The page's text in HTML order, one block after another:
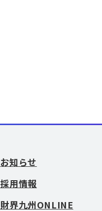
お知らせ
採用情報
財界九州ONLINE